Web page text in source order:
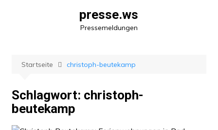
presse.ws
Pressemeldungen
Startseite christoph-beutekamp
Schlagwort: christoph-
beutekamp